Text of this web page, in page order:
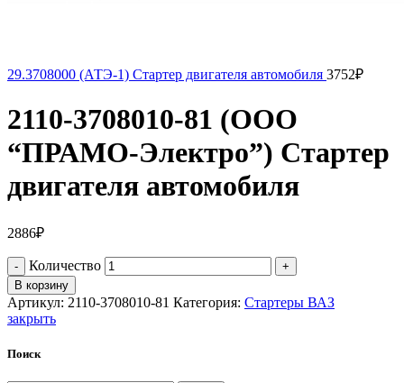
29.3708000 (АТЭ-1) Стартер двигателя автомобиля 3752₽
2110-3708010-81 (ООО
“ПРАМО-Электро”) Стартер
двигателя автомобиля
2886₽
Количество
В корзину
Артикул: 2110-3708010-81 Категория: Стартеры ВАЗ
закрыть
Поиск